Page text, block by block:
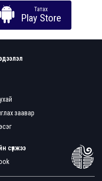
Татах
Play Store
заавар
сүлжээ